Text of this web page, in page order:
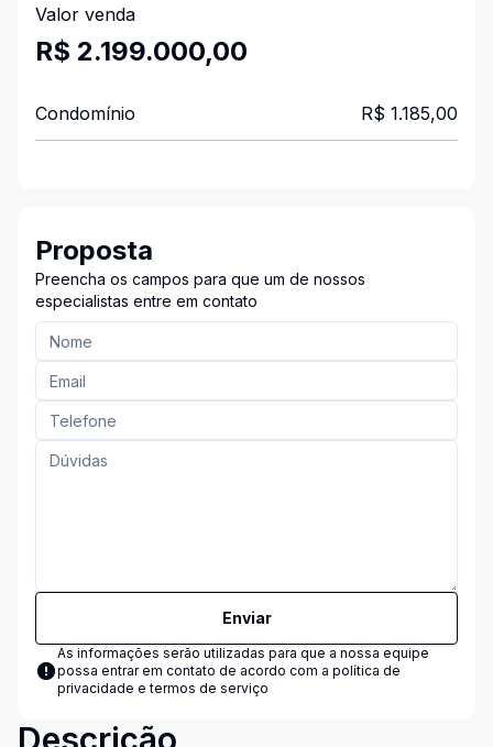
Valor venda
R$ 2.199.000,00
Condomínio R$ 1.185,00
Proposta
Preencha os campos para que um de nossos
especialistas entre em contato
Enviar
As informações serão utilizadas para que a nossa equipe
possa entrar em contato de acordo com a política de
privacidade e termos de serviço